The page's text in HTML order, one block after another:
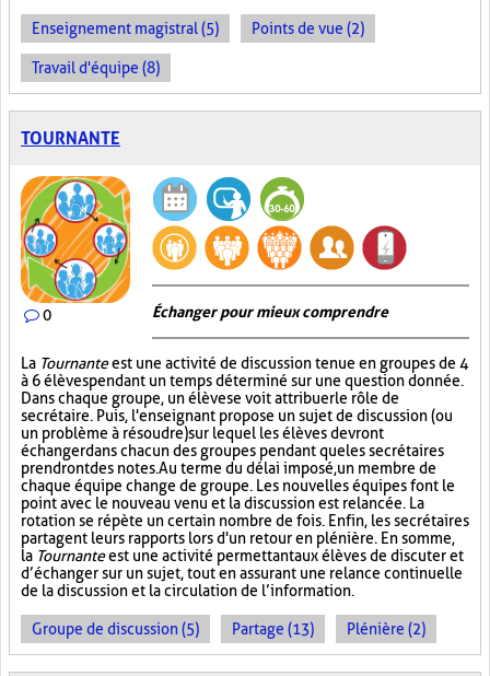
Enseignement magistral (5) Points de vue (2)
Travail d'équipe (8)
TOURNANTE
0 Échanger pour mieux comprendre
La Tournanteest une activité de discussion tenue en groupes de 4
à 6 élèves pendant un temps déterminé sur une question donnée.
Dans chaque groupe, un élève se voit attribuer le rôle de
secrétaire. Puis, l'enseignant propose un sujet de discussion (ou
un problème à résoudre) sur lequel les élèves devront
échanger dans chacun des groupes pendant que les secrétaires
prendront des notes. Au terme du délai imposé, un membre de
chaque équipe change de groupe. Les nouvelles équipes font le
point avec le nouveau venu et la discussion est relancée. La
rotation se répète un certain nombre de fois. Enfin, les secrétaires
partagent leurs rapports lors d'un retour en plénière. En somme,
la Tournanteest une activité permettant aux élèves de discuter et
d’échanger sur un sujet, tout en assurant une relance continuelle
de la discussion et la circulation de l’information.
Groupe de discussion (5) Partage (13) Plénière (2)